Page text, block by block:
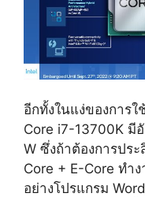
อีกทั้งในแง่ของการ
Core i7-13700K มี
W ซึ่งถ้าต้องการปร
Core + E-Core ทำ
อย่างโปรแกรม